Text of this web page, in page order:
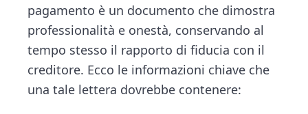
pagamento è un documento che dimostra
professionalità e onestà, conservando al
tempo stesso il rapporto di fiducia con il
creditore. Ecco le informazioni chiave che
una tale lettera dovrebbe contenere: